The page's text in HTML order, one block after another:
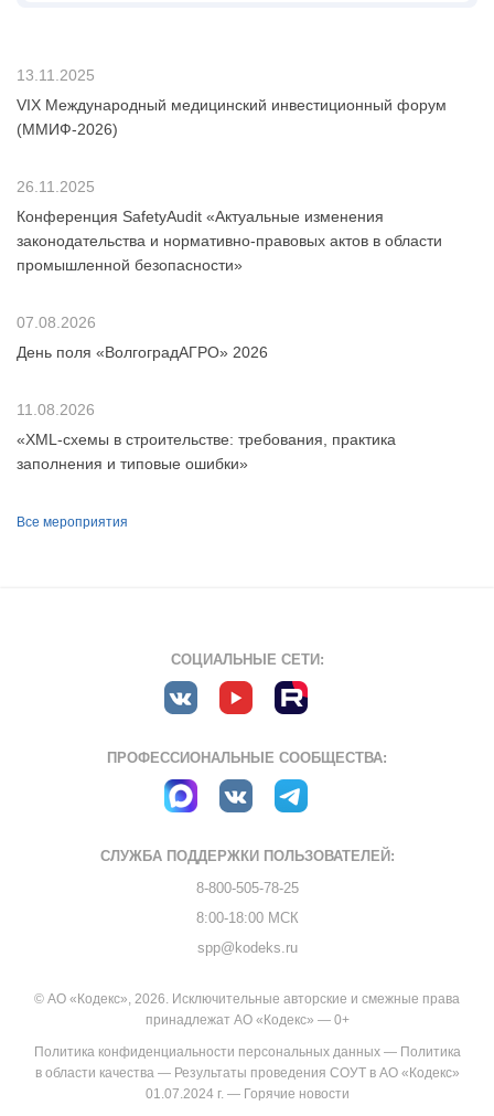
13.11.2025
VIX Международный медицинский инвестиционный форум
(ММИФ-2026)
26.11.2025
Конференция SafetyAudit «Актуальные изменения
законодательства и нормативно-правовых актов в области
промышленной безопасности»
07.08.2026
День поля «ВолгоградАГРО» 2026
11.08.2026
«XML-схемы в строительстве: требования, практика
заполнения и типовые ошибки»
Все мероприятия
СОЦИАЛЬНЫЕ СЕТИ:
ПРОФЕССИОНАЛЬНЫЕ СООБЩЕСТВА:
СЛУЖБА ПОДДЕРЖКИ ПОЛЬЗОВАТЕЛЕЙ:
8-800-505-78-25
8:00-18:00 МСК
spp@kodeks.ru
© АО «Кодекс», 2026. Исключительные авторские и смежные права
принадлежат АО «Кодекс» — 0+
Политика конфиденциальности персональных данных— Политика
в области качества— Результаты проведения СОУТ в АО «Кодекс»
01.07.2024 г.— Горячие новости